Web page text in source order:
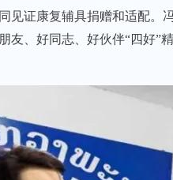
见证康复辅具捐赠和适配。
友、好同志、好伙伴“四好